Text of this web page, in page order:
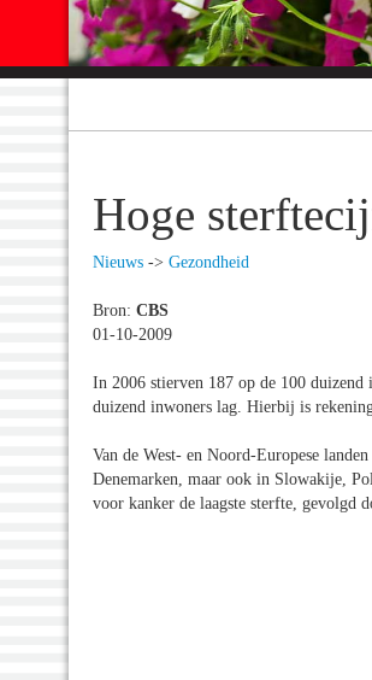
Hoge
Nieuws -> Gezondheid
Bron: CBS
01-10-2009
In 2006 stierven 187 op de 100
duizend inwoners lag. Hierbij is
Van de West- en Noord-Europese
Denemarken, maar ook in Slowakije,
voor kanker de laagste sterfte, gevolgd